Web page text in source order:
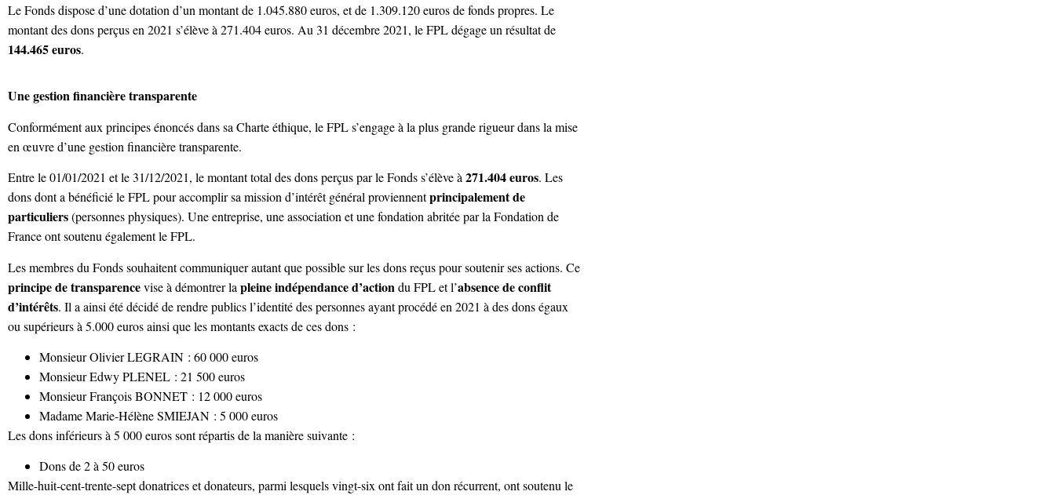
Le Fonds dispose d’une dotation d’un montant de 1.045.880 euros, et de 1.309.120 euros de fonds propres. Le
montant des dons perçus en 2021 s’élève à 271.404 euros. Au 31 décembre 2021, le FPL dégage un résultat de
144.465 euros.
Une gestion financière transparente
Conformément aux principes énoncés dans sa Charte éthique, le FPL s’engage à la plus grande rigueur dans la mise
en œuvre d’une gestion financière transparente.
Entre le 01/01/2021 et le 31/12/2021, le montant total des dons perçus par le Fonds s’élève à 271.404 euros. Les
dons dont a bénéficié le FPL pour accomplir sa mission d’intérêt général proviennentprincipalement de
particuliers(personnes physiques). Une entreprise, une association et une fondation abritée par la Fondation de
France ont soutenu également le FPL.
Les membres du Fonds souhaitent communiquer autant que possible sur les dons reçus pour soutenir ses actions. Ce
principe de transparencevise à démontrer la pleine indépendance d’action du FPL et l’absence de conflit
d’intérêts. Il a ainsi été décidé de rendre publics l’identité des personnes ayant procédé en 2021 à des dons égaux
ou supérieurs à 5.000 euros ainsi que les montants exacts de ces dons :
Monsieur Olivier LEGRAIN : 60 000 euros
Monsieur Edwy PLENEL : 21 500 euros
Monsieur François BONNET : 12 000 euros
Madame Marie-Hélène SMIEJAN : 5 000 euros
Les dons inférieurs à 5 000 euros sont répartis de la manière suivante :
Dons de 2 à 50 euros
Mille-huit-cent-trente-sept donatrices et donateurs, parmi lesquels vingt-six ont fait un don récurrent, ont soutenu le